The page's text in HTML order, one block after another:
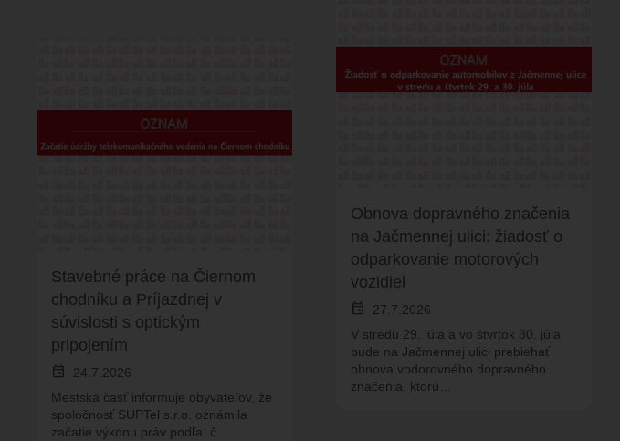
Obnova dopravného značenia
na Jačmennej ulici: žiadosť o
odparkovanie motorových
vozidiel
event
27.7.2026
V stredu 29. júla a vo štvrtok 30. júla
bude na Jačmennej ulici prebiehať
obnova vodorovného dopravného
značenia, ktorú…
Stavebné práce na Čiernom
chodníku a Príjazdnej v
súvislosti s optickým
pripojením
event
24.7.2026
Mestská časť informuje obyvateľov, že
spoločnosť SUPTel s.r.o. oznámila
začatie výkonu práv podľa č.